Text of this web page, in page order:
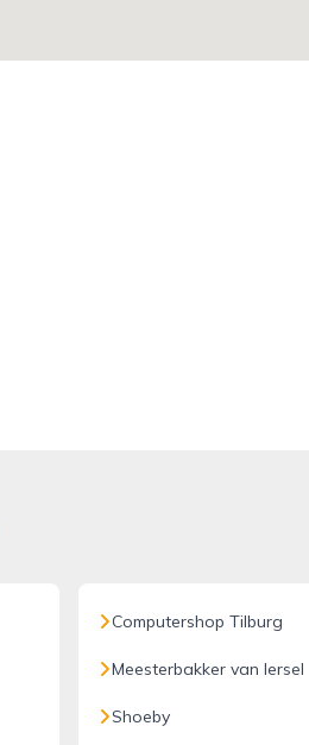
Computershop Tilburg
Meesterbakker van Iersel
Shoeby